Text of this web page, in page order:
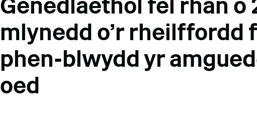
Genedlaethol fel rhan o
mlynedd o'r rheilffordd
phen-blwydd yr
oed